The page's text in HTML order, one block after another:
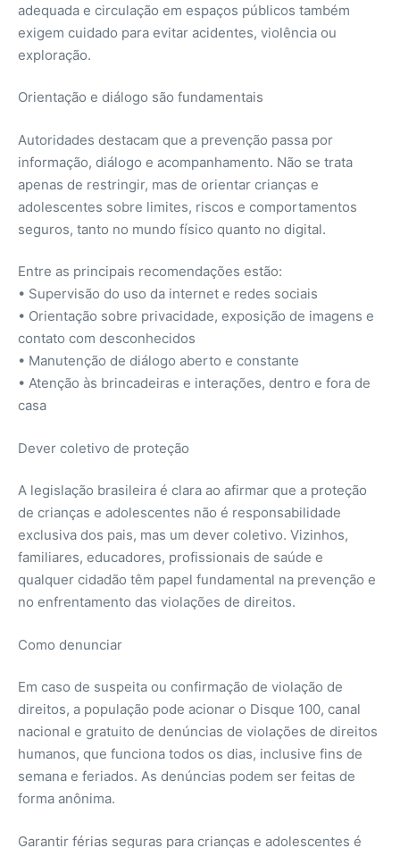
adequada e circulação em espaços públicos também
exigem cuidado para evitar acidentes, violência ou
exploração.
Orientação e diálogo são fundamentais
Autoridades destacam que a prevenção passa por
informação, diálogo e acompanhamento. Não se trata
apenas de restringir, mas de orientar crianças e
adolescentes sobre limites, riscos e comportamentos
seguros, tanto no mundo físico quanto no digital.
Entre as principais recomendações estão:
• Supervisão do uso da internet e redes sociais
• Orientação sobre privacidade, exposição de imagens e
contato com desconhecidos
• Manutenção de diálogo aberto e constante
• Atenção às brincadeiras e interações, dentro e fora de
casa
Dever coletivo de proteção
A legislação brasileira é clara ao afirmar que a proteção
de crianças e adolescentes não é responsabilidade
exclusiva dos pais, mas um dever coletivo. Vizinhos,
familiares, educadores, profissionais de saúde e
qualquer cidadão têm papel fundamental na prevenção e
no enfrentamento das violações de direitos.
Como denunciar
Em caso de suspeita ou confirmação de violação de
direitos, a população pode acionar o Disque 100, canal
nacional e gratuito de denúncias de violações de direitos
humanos, que funciona todos os dias, inclusive fins de
semana e feriados. As denúncias podem ser feitas de
forma anônima.
Garantir férias seguras para crianças e adolescentes é